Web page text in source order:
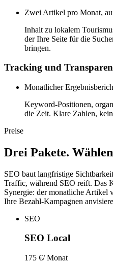
Zwei Artikel pro Monat,
Inhalt zu lokalem
der Ihre Seite für die
bringen.
Tracking und
Monatlicher
Keyword-Positionen,
die Zeit. Klare Zahlen,
Preise
Drei Pakete. Wählen
SEO baut langfristige
Traffic, während SEO reift. Das
Synergie: der monatliche Artikel
Ihre Bezahl-Kampagnen
SEO
SEO Local
175 €/ Monat